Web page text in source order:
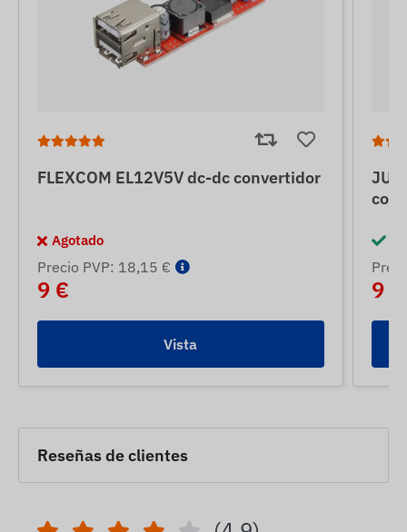
FLEXCOM EL12V5V dc-dc convertidor
Agotado
Precio PVP: 18,15 €
9 €
Vista
9 €
Reseñas de clientes